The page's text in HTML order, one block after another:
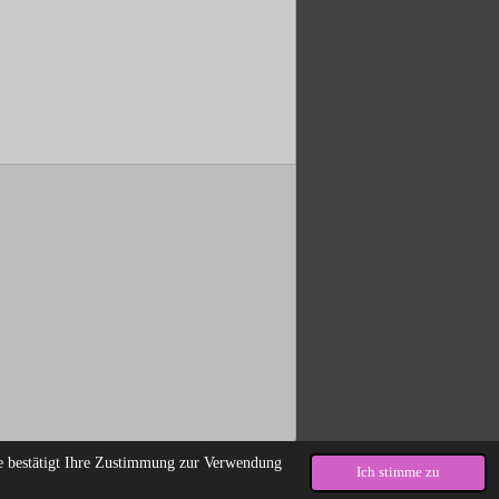
bestätigt Ihre Zustimmung zur Verwendung
Ich stimme zu